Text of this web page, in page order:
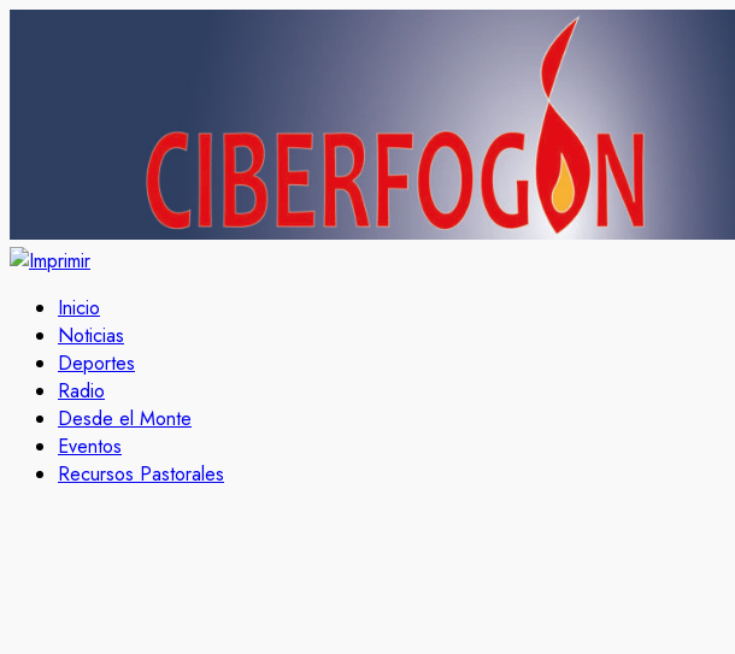
Inicio
Noticias
Deportes
Radio
Desde el Monte
Eventos
Recursos Pastorales